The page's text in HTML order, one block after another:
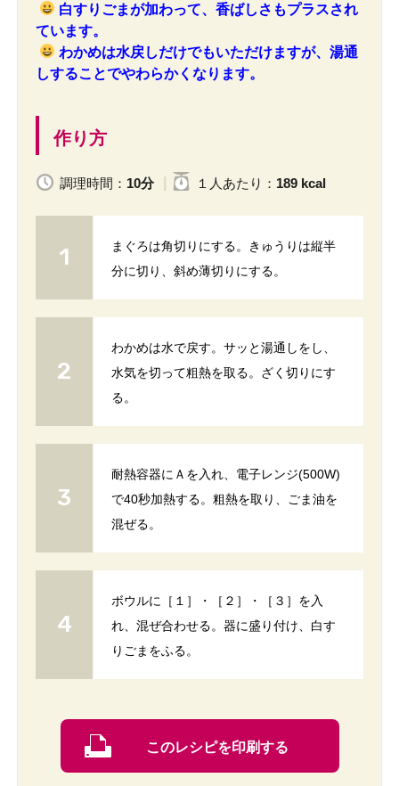
白すりごまが加わって、香ばしさもプラスされ
ています。
わかめは水戻しだけでもいただけますが、湯通
しすることでやわらかくなります。
作り方
調理時間： 10分 １人 あたり ： 189 kcal
まぐろは角切りにする。きゅうりは縦半
分に切り、斜め薄切りにする。
わかめは水で戻す。サッと湯通しをし、
水気を切って粗熱を取る。ざく切りにす
る。
耐熱容器にＡを入れ、電子レンジ(500W)
で40秒加熱する。粗熱を取り、ごま油を
混ぜる。
ボウルに［１］・［２］・［３］を入
れ、混ぜ合わせる。器に盛り付け、白す
りごまをふる。
このレシピを印刷する